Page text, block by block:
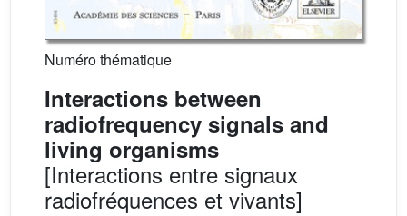
Numéro thématique
Interactions between
radiofrequency signals and
living organisms
[Interactions entre signaux
radiofréquences et vivants]